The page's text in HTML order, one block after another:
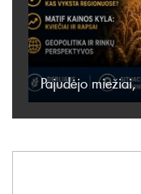
Pajudėjo